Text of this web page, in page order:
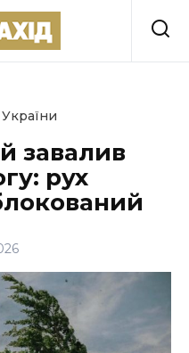
завалив
рух